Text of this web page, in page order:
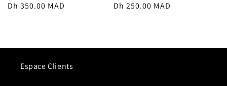
Prix
Dh 350.00 MAD
Prix
Dh 250.00 MAD
Espace Clients